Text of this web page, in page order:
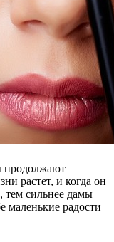
продолжают
растет, и когда он
тем сильнее дамы
маленькие радости